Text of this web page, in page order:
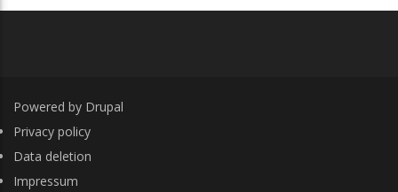
Powered by Drupal
FOOTER
Privacy policy
Data deletion
Impressum